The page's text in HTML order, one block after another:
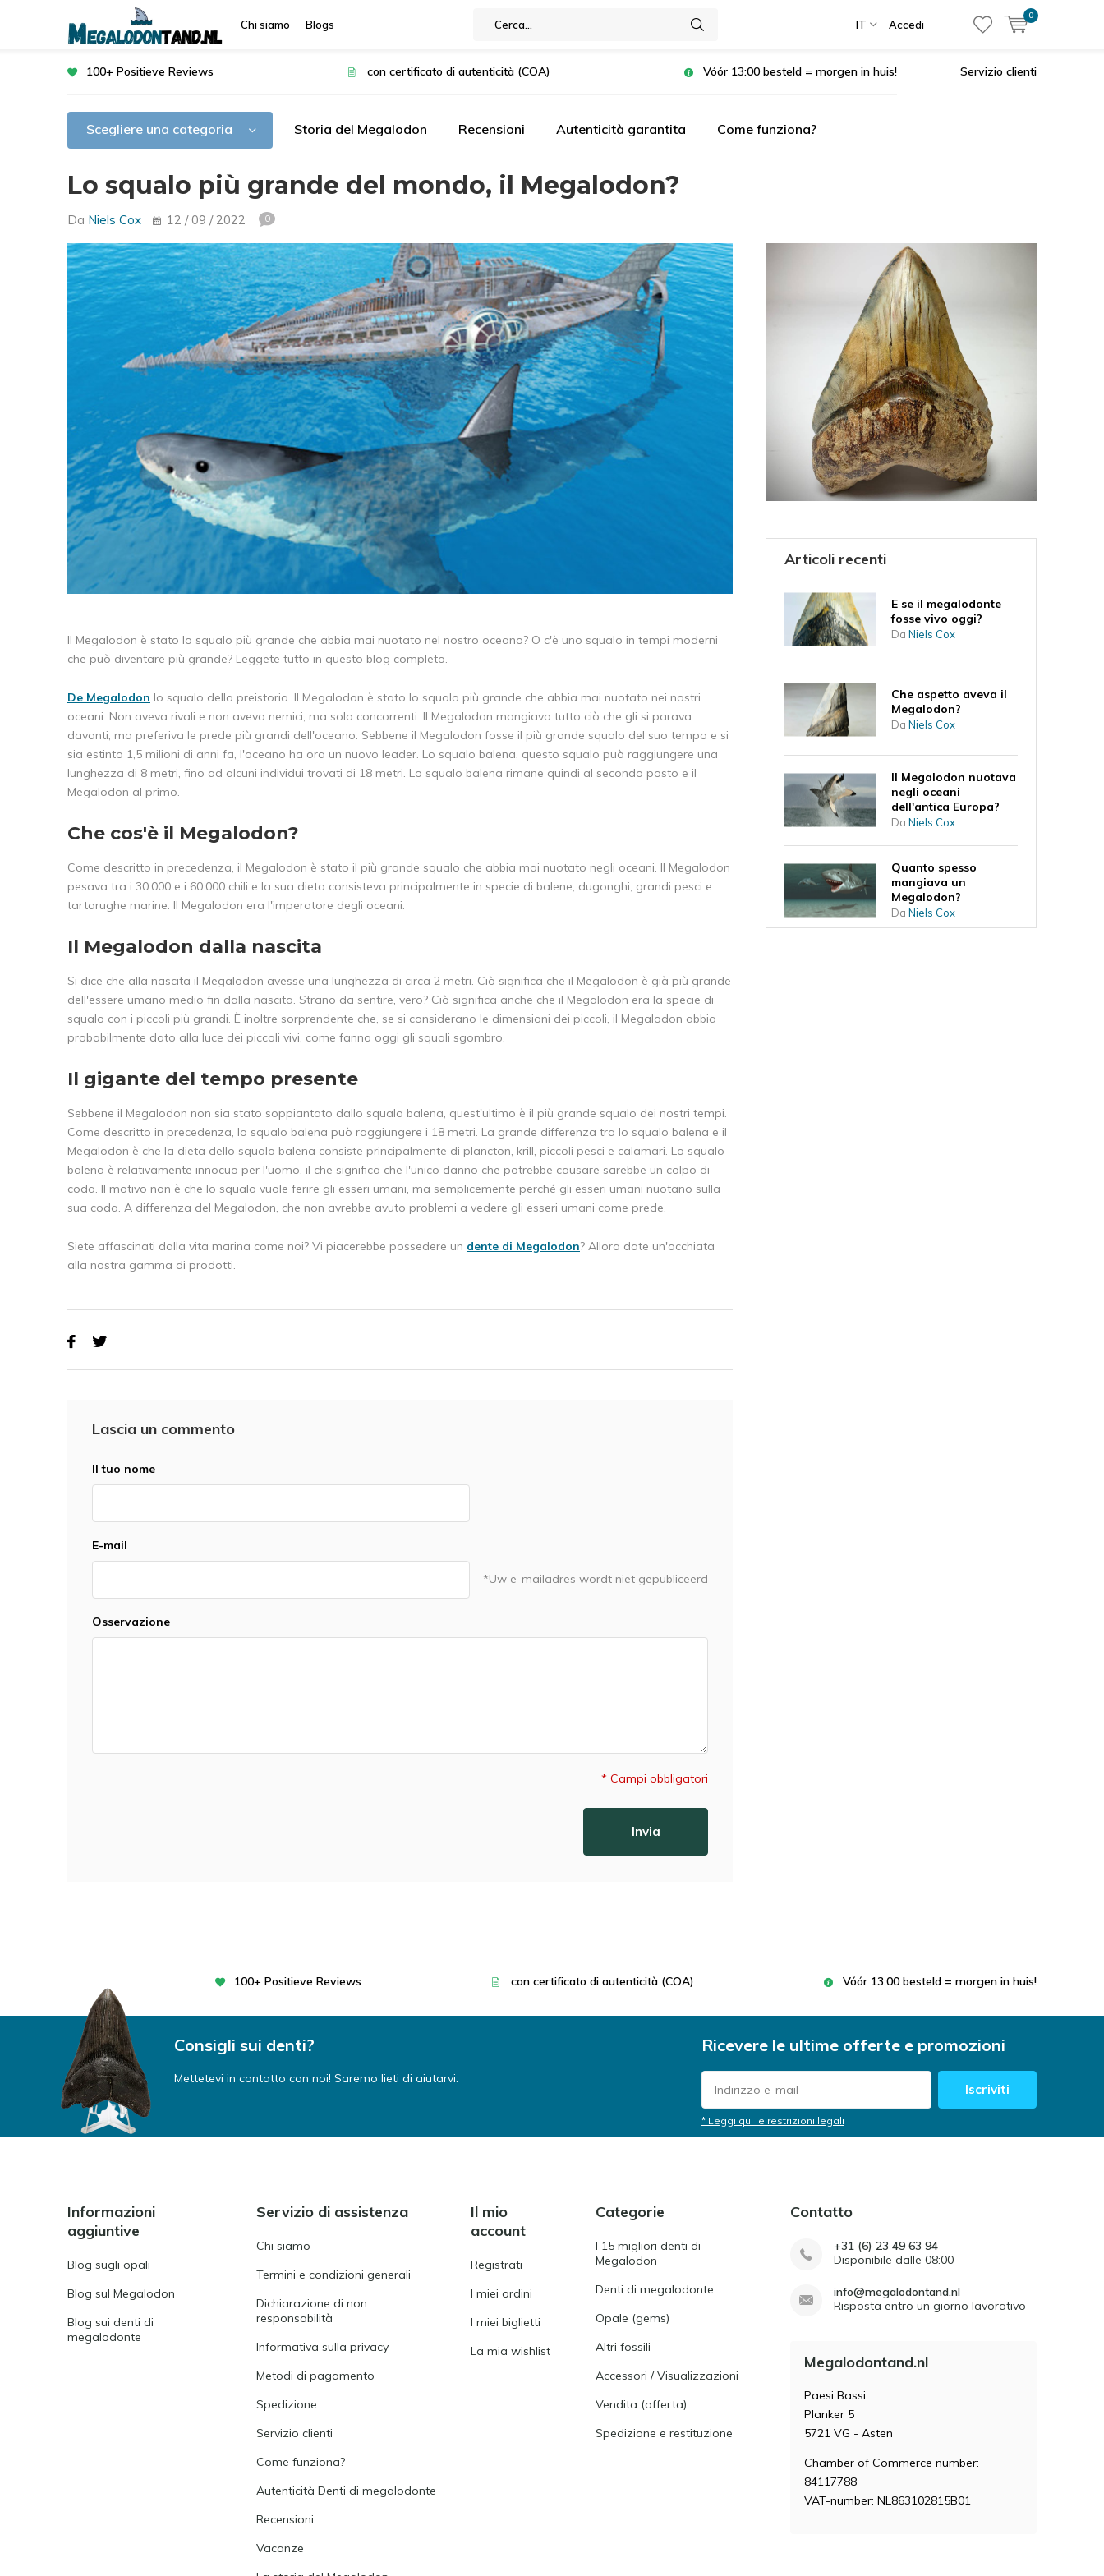
Chi siamo Blogs IT Accedi
0
100+ Positieve Reviews con certificato di autenticità (COA) Vóór 13:00 besteld = morgen in huis! Servizio clienti
Scegliere una categoria Storia del Megalodon Recensioni Autenticità garantita Come funziona?
Lo squalo più grande del mondo, il Megalodon?
Da Niels Cox 12 / 09 / 2022 0
Il Megalodon è stato lo squalo più grande che abbia mai nuotato nel nostro oceano? O c'è uno squalo in tempi moderni
che può diventare più grande? Leggete tutto in questo blog completo.
De Megalodon lo squalo della preistoria. Il Megalodon è stato lo squalo più grande che abbia mai nuotato nei nostri
oceani. Non aveva rivali e non aveva nemici, ma solo concorrenti. Il Megalodon mangiava tutto ciò che gli si parava
davanti, ma preferiva le prede più grandi dell'oceano. Sebbene il Megalodon fosse il più grande squalo del suo tempo e si
sia estinto 1,5 milioni di anni fa, l'oceano ha ora un nuovo leader. Lo squalo balena, questo squalo può raggiungere una
lunghezza di 8 metri, fino ad alcuni individui trovati di 18 metri. Lo squalo balena rimane quindi al secondo posto e il
Megalodon al primo.
Che cos'è il Megalodon?
Come descritto in precedenza, il Megalodon è stato il più grande squalo che abbia mai nuotato negli oceani. Il Megalodon
pesava tra i 30.000 e i 60.000 chili e la sua dieta consisteva principalmente in specie di balene, dugonghi, grandi pesci e
tartarughe marine. Il Megalodon era l'imperatore degli oceani.
Il Megalodon dalla nascita
Si dice che alla nascita il Megalodon avesse una lunghezza di circa 2 metri. Ciò significa che il Megalodon è già più grande
dell'essere umano medio fin dalla nascita. Strano da sentire, vero? Ciò significa anche che il Megalodon era la specie di
squalo con i piccoli più grandi. È inoltre sorprendente che, se si considerano le dimensioni dei piccoli, il Megalodon abbia
probabilmente dato alla luce dei piccoli vivi, come fanno oggi gli squali sgombro.
Il gigante del tempo presente
Sebbene il Megalodon non sia stato soppiantato dallo squalo balena, quest'ultimo è il più grande squalo dei nostri tempi.
Come descritto in precedenza, lo squalo balena può raggiungere i 18 metri. La grande differenza tra lo squalo balena e il
Megalodon è che la dieta dello squalo balena consiste principalmente di plancton, krill, piccoli pesci e calamari. Lo squalo
balena è relativamente innocuo per l'uomo, il che significa che l'unico danno che potrebbe causare sarebbe un colpo di
coda. Il motivo non è che lo squalo vuole ferire gli esseri umani, ma semplicemente perché gli esseri umani nuotano sulla
sua coda. A differenza del Megalodon, che non avrebbe avuto problemi a vedere gli esseri umani come prede.
Siete affascinati dalla vita marina come noi? Vi piacerebbe possedere un dente di Megalodon? Allora date un'occhiata
alla nostra gamma di prodotti.
Lascia un commento
Il tuo nome
E-mail
*Uw e-mailadres wordt niet gepubliceerd
Osservazione
* Campi obbligatori
Invia
Articoli recenti
E se il megalodonte
fosse vivo oggi?
Da Niels Cox
Che aspetto aveva il
Megalodon?
Da Niels Cox
Il Megalodon nuotava
negli oceani
dell'antica Europa?
Da Niels Cox
Quanto spesso
mangiava un
Megalodon?
Da Niels Cox
100+ Positieve Reviews con certificato di autenticità (COA) Vóór 13:00 besteld = morgen in huis!
Consigli sui denti?
Mettetevi in contatto con noi! Saremo lieti di aiutarvi.
Ricevere le ultime offerte e promozioni
Iscriviti
* Leggi qui le restrizioni legali
Informazioni
aggiuntive
Blog sugli opali
Blog sul Megalodon
Blog sui denti di
megalodonte
Servizio di assistenza
Chi siamo
Termini e condizioni generali
Dichiarazione di non
responsabilità
Informativa sulla privacy
Metodi di pagamento
Spedizione
Servizio clienti
Come funziona?
Autenticità Denti di megalodonte
Recensioni
Vacanze
Il mio
account
Registrati
I miei ordini
I miei biglietti
La mia wishlist
Categorie
I 15 migliori denti di
Megalodon
Denti di megalodonte
Opale (gems)
Altri fossili
Accessori / Visualizzazioni
Vendita (offerta)
Spedizione e restituzione
Contatto
+31 (6) 23 49 63 94
Disponibile dalle 08:00
info@megalodontand.nl
Risposta entro un giorno lavorativo
Megalodontand.nl
Paesi Bassi
Planker 5
5721 VG - Asten
Chamber of Commerce number:
84117788
VAT-number: NL863102815B01